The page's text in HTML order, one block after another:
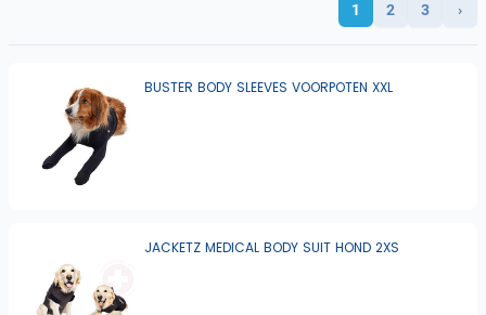
1 2 3 ›
BUSTER BODY SLEEVES VOORPOTEN XXL
JACKETZ MEDICAL BODY SUIT HOND 2XS